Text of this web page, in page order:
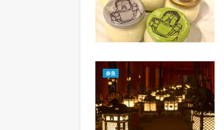
奈良